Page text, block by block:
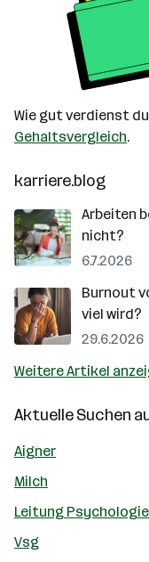
Wie gut verdienst
Gehaltsvergleich.
karriere.blog
Arbeiten
nicht?
6.7.2026
Burnout
viel wird?
29.6.2026
Weitere Artikel
Aktuelle Suchen
Aigner
Milch
Leitung Psychologie
Vsg